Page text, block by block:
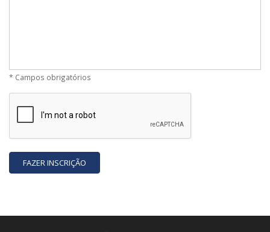
* Campos obrigatórios
FAZER INSCRIÇÃO